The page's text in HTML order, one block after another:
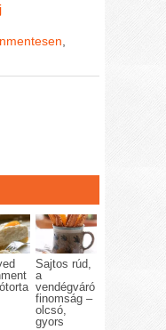
Sajtos rúd,
a
vendégváró
finomság –
olcsó,
gyors